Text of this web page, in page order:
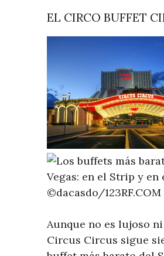
EL CIRCO BUFFET
©dacasdo/123RF.COM
Aunque no es lujoso
Circus Circus sigue